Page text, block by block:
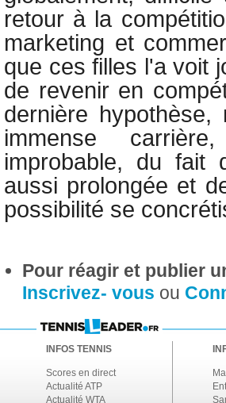
retour à la
marketing et
que ces filles l'a voit
de revenir en
dernière
immense
improbable, du fait
aussi prolongée et
possibilité se
Pour réagir et publier
Inscrivez- vous ou
INFOS TENNIS
Scores en direct
Actualité ATP
Actualité WTA